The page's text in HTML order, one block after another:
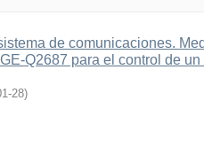
de comunicaciones.
Q2687 para el control de
28)